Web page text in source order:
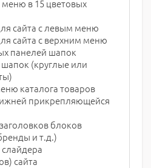
в 15 цветовых
сайта с левым меню
сайта с верхним меню
панелей шапок
(круглые или
каталога товаров
прикрепляющейся
блоков
и т.д.)
сайта